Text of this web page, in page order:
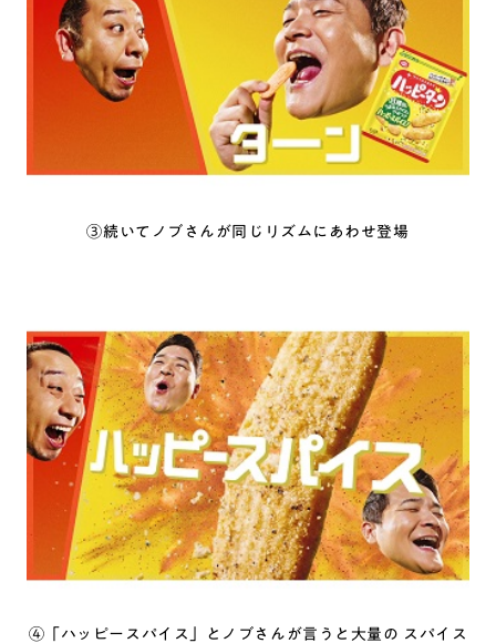
③続いてノブさんが同じリズムにあわせ登場
④「ハッピースパイス」とノブさんが言うと大量の スパイス